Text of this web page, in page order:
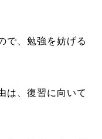
で、勉強を妨げる
は、復習に向いて